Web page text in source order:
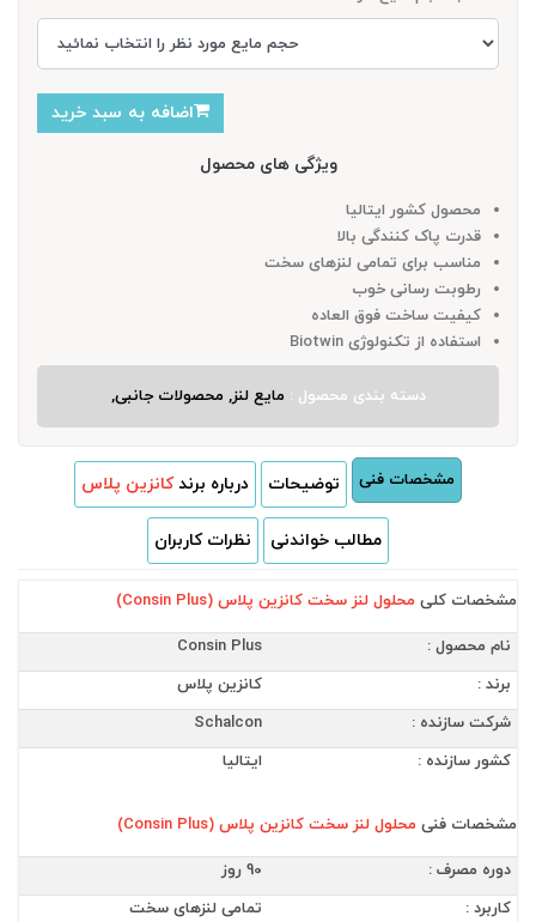
اضافه به سبد خرید
ویژگی های محصول
محصول کشور ایتالیا
قدرت پاک کنندگی بالا
مناسب برای تمامی لنزهای سخت
رطوبت رسانی خوب
کیفیت ساخت فوق العاده
استفاده از تکنولوژی Biotwin
دسته بندی محصول : مایع لنز, محصولات جانبی,
مشخصات فنی توضیحات درباره برندکانزین پلاس
مطالب خواندنی نظرات کاربران
مشخصات کلی محلول لنز سخت کانزین پلاس (Consin Plus)
نام محصول :
Consin Plus
برند :
کانزین پلاس
شرکت سازنده :
Schalcon
کشور سازنده :
ایتالیا
مشخصات فنی محلول لنز سخت کانزین پلاس (Consin Plus)
دوره مصرف :
90 روز
کاربرد :
تمامی لنزهای سخت